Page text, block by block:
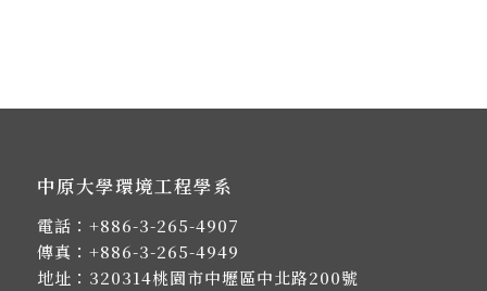
中原大學環境工程學系
電話： +886-3-265-4907
傳真：+886-3-265-4949
地址： 320314桃園市中壢區中北路200號